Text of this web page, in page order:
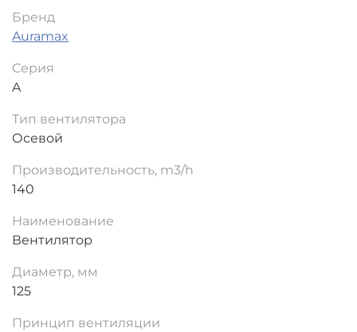
Бренд
Auramax
Серия
A
Тип вентилятора
Осевой
Производительность, m3/h
140
Наименование
Вентилятор
Диаметр, мм
125
Принцип вентиляции